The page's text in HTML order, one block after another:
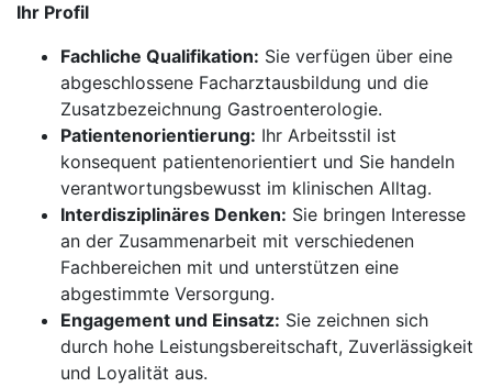
Ihr Profil
Fachliche Qualifikation: Sie verfügen über eine
abgeschlossene Facharztausbildung und die
Zusatzbezeichnung Gastroenterologie.
Patientenorientierung: Ihr Arbeitsstil ist
konsequent patientenorientiert und Sie handeln
verantwortungsbewusst im klinischen Alltag.
Interdisziplinäres Denken: Sie bringen Interesse
an der Zusammenarbeit mit verschiedenen
Fachbereichen mit und unterstützen eine
abgestimmte Versorgung.
Engagement und Einsatz: Sie zeichnen sich
durch hohe Leistungsbereitschaft, Zuverlässigkeit
und Loyalität aus.